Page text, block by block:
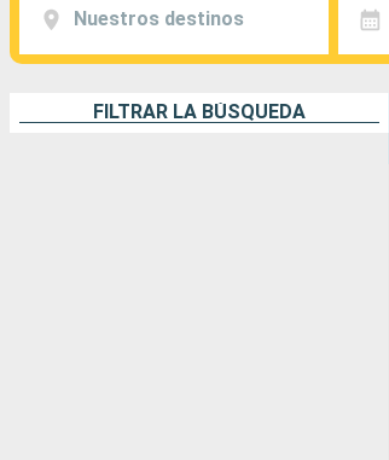
Nuestros destinos
FILTRAR LA BÚSQUEDA